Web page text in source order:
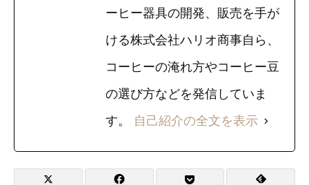
ーヒー器具の開発、販売を手が
ける株式会社ハリオ商事自ら、
コーヒーの淹れ方やコーヒー豆
の選び方などを発信していま
す。 自己紹介の全文を表示